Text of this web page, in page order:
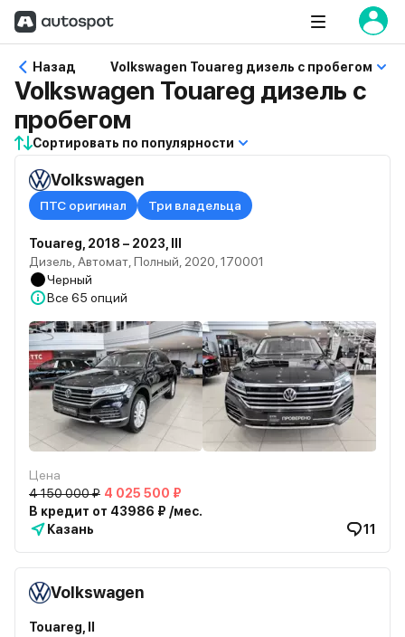
Назад Volkswagen Touareg дизель с пробегом
Volkswagen Touareg дизель с
пробегом
Сортировать по популярности
Volkswagen
ПТС оригинал Три владельца
Touareg, 2018 – 2023, III
Дизель, Автомат, Полный, 2020, 170001
Черный
Все 65 опций
Цена
4 150 000 ₽ 4 025 500 ₽
В кредит от 43986 ₽ /мес.
Казань
11
Volkswagen
Touareg, II